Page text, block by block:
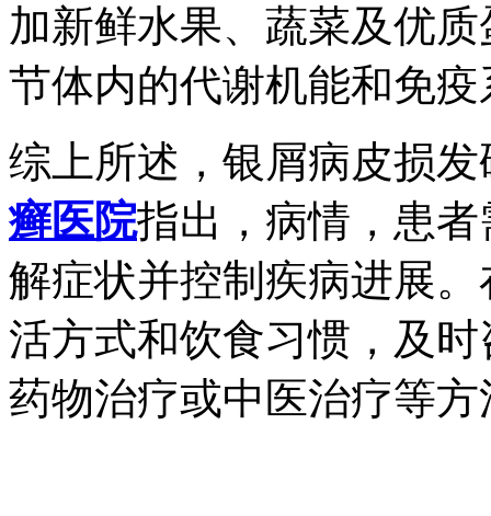
加新鲜水果、蔬菜及优
节体内的代谢机能和免
综上所述，银屑病皮损
癣医院指出，病情，患
解症状并控制疾病进展
活方式和饮食习惯，及
药物治疗或中医治疗等